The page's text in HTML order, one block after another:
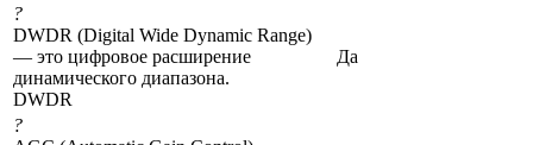
?
DWDR (Digital Wide Dynamic Range)
— это цифровое расширение
динамического диапазона.
DWDR
Да
?